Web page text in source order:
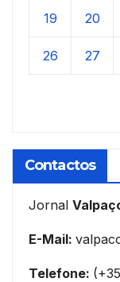
19 20
26 27
Contactos
Jornal
E-Mail:
Telefone: